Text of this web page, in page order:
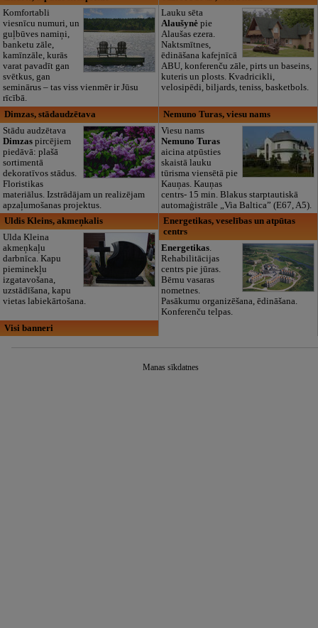
Komfortabli
viesnīcu numuri, un
guļbūves namiņi,
banketu zāle,
kamīnzāle, kurās
varat pavadīt gan
svētkus, gan
seminārus – tas viss vienmēr ir Jūsu
rīcībā.
Lauku sēta
Alaušynė pie
Alaušas ezera.
Naktsmītnes,
ēdināšana kafejnīcā
ABU, konferenču zāle, pirts un baseins,
kuteris un plosts. Kvadricikli,
velosipēdi, biljards, teniss, basketbols.
Dimzas, stādaudzētava
Stādu audzētava
Dimzaspircējiem
piedāvā: plašā
sortimentā
dekoratīvos stādus.
Floristikas
materiālus. Izstrādājam un realizējam
apzaļumošanas projektus.
Nemuno Turas, viesu nams
Viesu nams
Nemuno Turas
aicina atpūsties
skaistā lauku
tūrisma viensētā pie
Kauņas. Kauņas
centrs- 15 min. Blakus starptautiskā
automaģistrāle „Via Baltica” (E67, A5).
Uldis Kleins, akmeņkalis
Ulda Kleina
akmeņkaļu
darbnīca. Kapu
pieminekļu
izgatavošana,
uzstādīšana, kapu
vietas labiekārtošana.
Energetikas, veselības un atpūtas
centrs
Energetikas.
Rehabilitācijas
centrs pie jūras.
Bērnu vasaras
nometnes.
Pasākumu organizēšana, ēdināšana.
Konferenču telpas.
Visi banneri
Manas sīkdatnes